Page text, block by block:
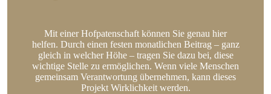
Mit einer Hofpatenschaft können Sie genau hier
helfen. Durch einen festen monatlichen Beitrag – ganz
gleich in welcher Höhe – tragen Sie dazu bei, diese
wichtige Stelle zu ermöglichen. Wenn viele Menschen
gemeinsam Verantwortung übernehmen, kann dieses
Projekt Wirklichkeit werden.